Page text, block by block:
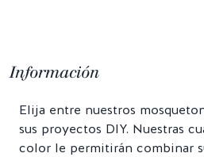
Información
Elija entre nuestros
sus proyectos DIY. Nuestras
color le permitirán combinar